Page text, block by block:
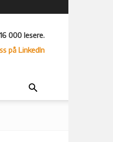
000 lesere.
på LinkedIn